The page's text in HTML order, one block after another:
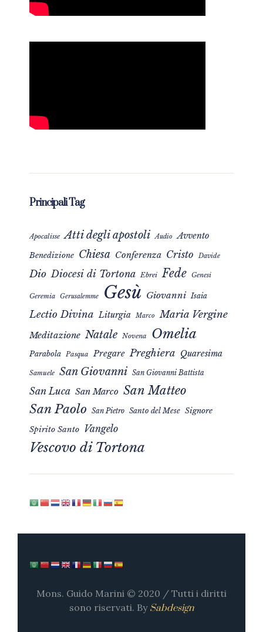
Principali Tag
Apocalisse Atti degli apostoli Audio Avvento
Benedizione Chiesa Conferenza Cristo Davide
Dio Diocesi di Tortona Ebrei Fede Genesi
Geremia Gerusalemme Gesù Giovanni Isaia
Lectio Divina Liturgia Marco Maria Vergine
Meditazione Natale Novena Omelia
Parabola Pasqua Pregare Preghiera Quaresima
Samuele San Giovanni San Giovanni Battista
San Luca San Marco San Matteo
San Paolo San Pietro Santo del Mese Signore
Spirito Santo Vangelo
Vescovo di Tortona
Mons. Guido Marini © 2020 / Tutti i diritti
sono riservati. By Sabdesign